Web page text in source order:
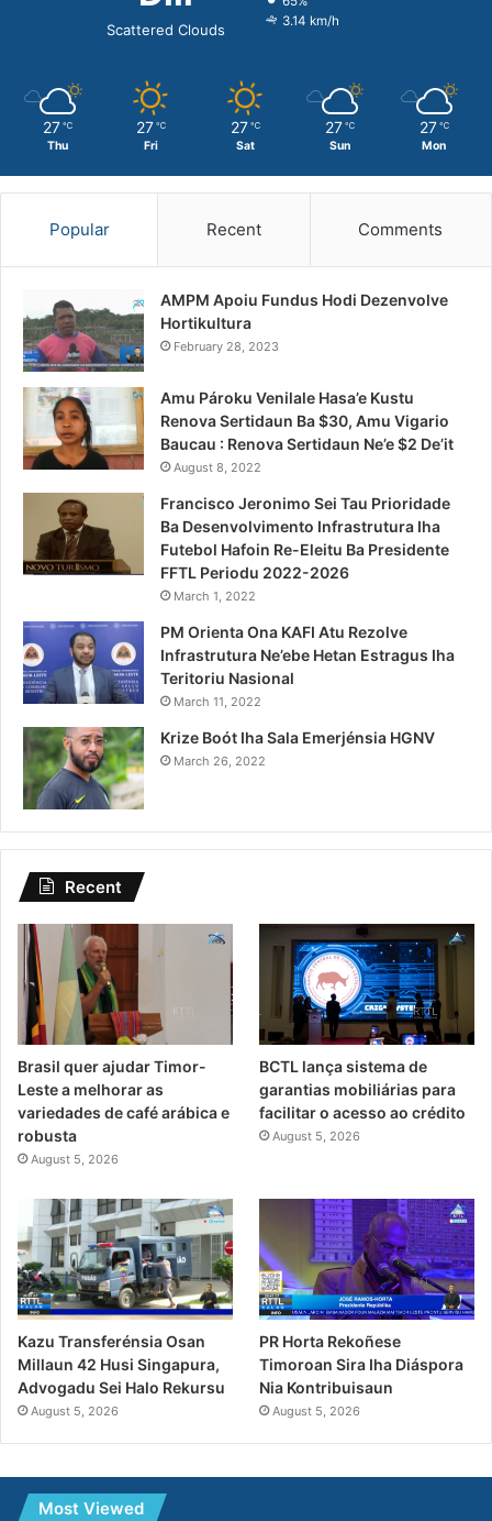
Scattered Clouds
3.14 km/h
27 ℃
Thu
27 ℃
Fri
27 ℃
Sat
27 ℃
Sun
27 ℃
Mon
Popular Recent Comments
AMPM Apoiu Fundus Hodi Dezenvolve
Hortikultura
February 28, 2023
Amu Pároku Venilale Hasa’e Kustu
Renova Sertidaun Ba $30, Amu Vigario
Baucau : Renova Sertidaun Ne’e $2 De’it
August 8, 2022
Francisco Jeronimo Sei Tau Prioridade
Ba Desenvolvimento Infrastrutura Iha
Futebol Hafoin Re-Eleitu Ba Presidente
FFTL Periodu 2022-2026
March 1, 2022
PM Orienta Ona KAFI Atu Rezolve
Infrastrutura Ne’ebe Hetan Estragus Iha
Teritoriu Nasional
March 11, 2022
Krize Boót Iha Sala Emerjénsia HGNV
March 26, 2022
Recent
Brasil quer ajudar Timor-
Leste a melhorar as
variedades de café arábica e
robusta
August 5, 2026
BCTL lança sistema de
garantias mobiliárias para
facilitar o acesso ao crédito
August 5, 2026
Kazu Transferénsia Osan
Millaun 42 Husi Singapura,
Advogadu Sei Halo Rekursu
August 5, 2026
PR Horta Rekoñese
Timoroan Sira Iha Diáspora
Nia Kontribuisaun
August 5, 2026
Most Viewed